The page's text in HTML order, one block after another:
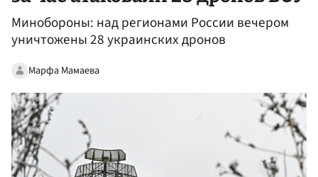
Минобороны: над регионами России вечером
уничтожены 28 украинских дронов
Марфа Мамаева